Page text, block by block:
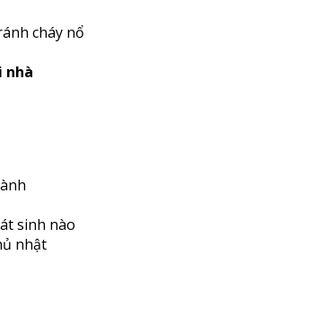
cháy nổ
nhà
sinh nào
nhật